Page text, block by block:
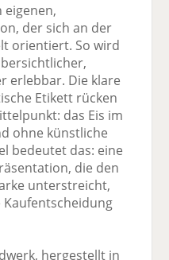
eigenen,
der sich an der
orientiert. So wird
erlebbar. Die klare
Etikett rücken
das Eis im
ohne künstliche
bedeutet das: eine
die den
unterstreicht,
hergestellt in